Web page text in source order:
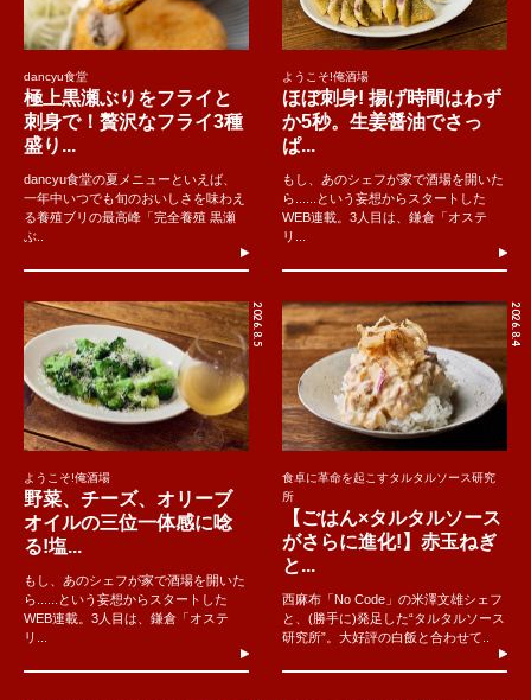
dancyu食堂
極上黒瀬ぶりをフライと
刺身で！贅沢なフライ3種
盛り...
dancyu食堂の夏メニューといえば、
一年中いつでも旬のおいしさを味わえ
る養殖ブリの最高峰「完全養殖 黒瀬
ぶ..
ようこそ!俺酒場
ほぼ刺身! 揚げ時間はわず
か5秒。生姜醤油でさっ
ぱ...
もし、あのシェフが家で酒場を開いた
ら......という妄想からスタートした
WEB連載。3人目は、鎌倉「オステ
リ...
2026.8.5
ようこそ!俺酒場
野菜、チーズ、オリーブ
オイルの三位一体感に唸
る!塩...
もし、あのシェフが家で酒場を開いた
ら......という妄想からスタートした
WEB連載。3人目は、鎌倉「オステ
リ...
2026.8.4
食卓に革命を起こすタルタルソース研究
所
【ごはん×タルタルソース
がさらに進化!】赤玉ねぎ
と...
西麻布「No Code」の米澤文雄シェフ
と、(勝手に)発足した“タルタルソース
研究所”。大好評の白飯と合わせて..